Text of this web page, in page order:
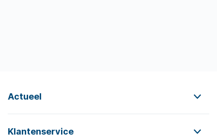
Actueel
Klantenservice